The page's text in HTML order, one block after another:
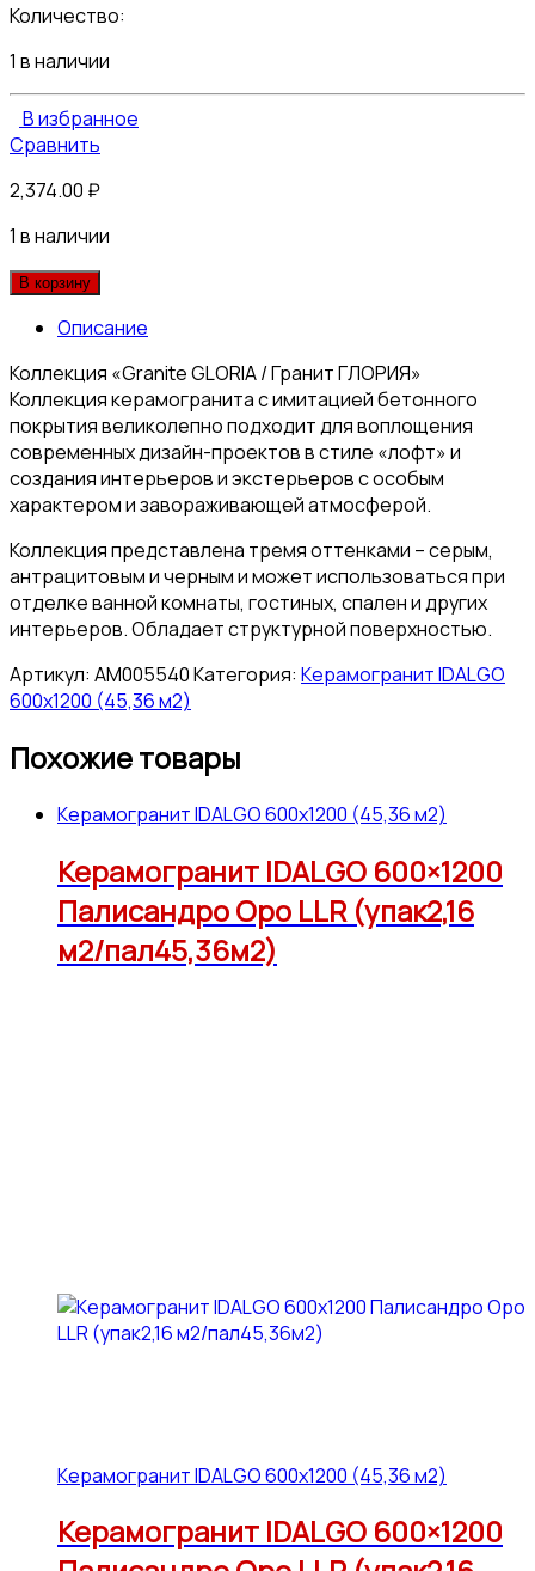
Количество:
1 в наличии
В избранное
Сравнить
2,374.00 ₽
1 в наличии
В корзину
Описание
Коллекция «Granite GLORIA / Гранит ГЛОРИЯ»
Коллекция керамогранита с имитацией бетонного
покрытия великолепно подходит для воплощения
современных дизайн-проектов в стиле «лофт» и
создания интерьеров и экстерьеров с особым
характером и завораживающей атмосферой.
Коллекция представлена тремя оттенками – серым,
антрацитовым и черным и может использоваться при
отделке ванной комнаты, гостиных, спален и других
интерьеров. Обладает структурной поверхностью.
Артикул: АМ005540Категория: Керамогранит IDALGO
600x1200 (45,36 м2)
Похожие товары
Керамогранит IDALGO 600x1200 (45,36 м2)
Керамогранит IDALGO 600×1200
Палисандро Оро LLR (упак2,16
м2/пал45,36м2)
Керамогранит IDALGO 600x1200 (45,36 м2)
Керамогранит IDALGO 600×1200